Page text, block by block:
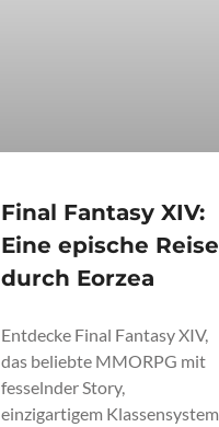
Final Fantasy XIV:
Eine epische Reise
durch Eorzea
Entdecke Final Fantasy XIV,
das beliebte MMORPG mit
fesselnder Story,
einzigartigem Klassensystem